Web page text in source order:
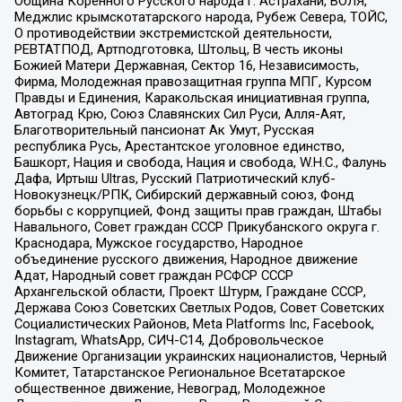
Меджлис крымскотатарского народа, Рубеж Севера, ТОЙС,
О противодействии экстремистской деятельности,
РЕВТАТПОД, Артподготовка, Штольц, В честь иконы
Божией Матери Державная, Сектор 16, Независимость,
Фирма, Молодежная правозащитная группа МПГ, Курсом
Правды и Единения, Каракольская инициативная группа,
Автоград Крю, Союз Славянских Сил Руси, Алля-Аят,
Благотворительный пансионат Ак Умут, Русская
республика Русь, Арестантское уголовное единство,
Башкорт, Нация и свобода, Нация и свобода, W.H.С., Фалунь
Дафа, Иртыш Ultras, Русский Патриотический клуб-
Новокузнецк/РПК, Сибирский державный союз, Фонд
борьбы с коррупцией, Фонд защиты прав граждан, Штабы
Навального, Совет граждан СССР Прикубанского округа г.
Краснодара, Мужское государство, Народное
объединение русского движения, Народное движение
Адат, Народный совет граждан РСФСР СССР
Архангельской области, Проект Штурм, Граждане СССР,
Держава Союз Советских Светлых Родов, Совет Советских
Социалистических Районов, Meta Platforms Inc, Facebook,
Instagram, WhatsApp, СИЧ-С14, Добровольческое
Движение Организации украинских националистов, Черный
Комитет, Татарстанское Региональное Всетатарское
общественное движение, Невоград, Молодежное